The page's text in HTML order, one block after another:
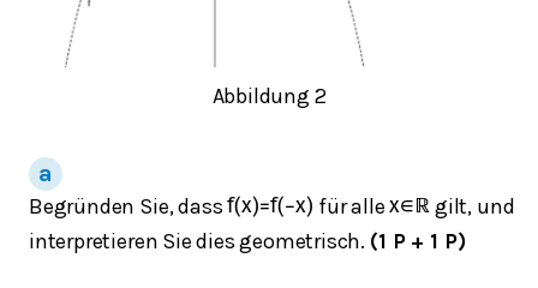
Abbildung 2
Begründen Sie, dassf(x)=f(−x) für allex∈ ℝ gilt, und
interpretieren Sie dies geometrisch. (1 P + 1 P)